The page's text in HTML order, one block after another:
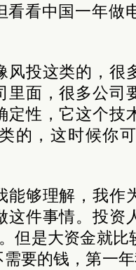
看看中国 一年做
风投这类的，很
里面，很多公司
定性，它这个技
的，这时候你
能够理解，我作
这件事情。投资
但是大资金就
要的钱，第一